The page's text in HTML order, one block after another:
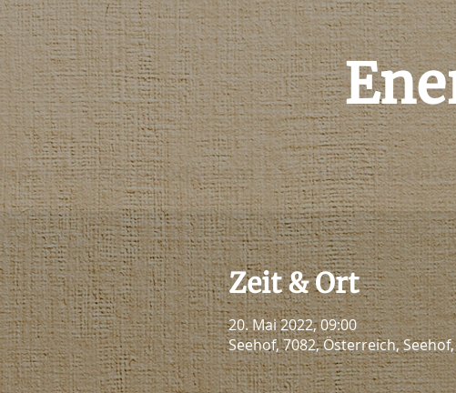
Zeit & Ort
20. Mai 2022, 09:00
Seehof, 7082, Österreich,